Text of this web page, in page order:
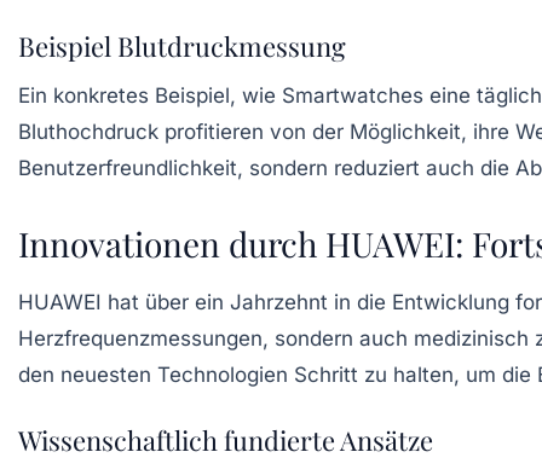
Beispiel Blutdruckmessung
Ein konkretes Beispiel, wie Smartwatches eine
Bluthochdruck profitieren von der Möglichkeit, ihre
Benutzerfreundlichkeit, sondern reduziert auch die
Innovationen durch HUAWEI:
HUAWEI hat über ein Jahrzehnt in die Entwicklung
Herzfrequenzmessungen, sondern auch
den neuesten Technologien Schritt zu halten, um
Wissenschaftlich fundierte Ansätze